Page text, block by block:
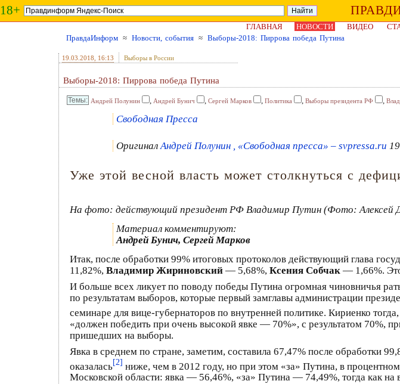
18+
ГЛАВНАЯ НОВОСТИ ВИДЕО
ПравдаИнформ ≈ Новости, события ≈ Выборы-2018: Пиррова победа Путина
19.03.2018 , 16:13 Выборы в России
Выборы-2018: Пиррова победа Путина
Андрей Полунин , Андрей Бунич , Сергей Марков , Политика , Выборы президента РФ ,
Свободная Пресса
ОригиналАндрей Полунин , «Свободная пресса» – svpressa.ru
Уже этой весной власть может столкнуться с
На фото: действующий президент РФ Владимир Путин (Фото: Алексей
Материал комментируют:
Андрей Бунич, Сергей Марков
Итак, после обработки 99% итоговых протоколов действующий глава
11,82%, Владимир Жириновский — 5,68%, Ксения Собчак — 1,66%.
И больше всех ликует по поводу победы Путина огромная чиновничья
по результатам выборов, которые первый замглавы администрации
семинаре для вице-губернаторов по внутренней политике. Кириенко
«должен победить при очень высокой явке — 70%», с результатом 70%,
пришедших на выборы.
Явка в среднем по стране, заметим, составила 67,47% после обработки
оказалась[2] ниже, чем в 2012 году, но при этом «за» Путина, в
Московской области: явка — 56,46%, «за» Путина — 74,49%, тогда как на